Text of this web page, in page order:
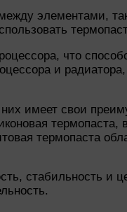
элементами,
что
и
имеет свои
термопаста
стабильность и